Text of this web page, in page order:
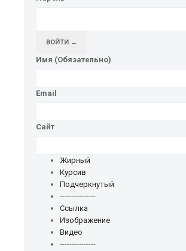
ВОЙТИ →
Имя (Обязательно)
Email
Сайт
Жирный
Курсив
Подчеркнутый
---------------
Ссылка
Изображение
Видео
---------------